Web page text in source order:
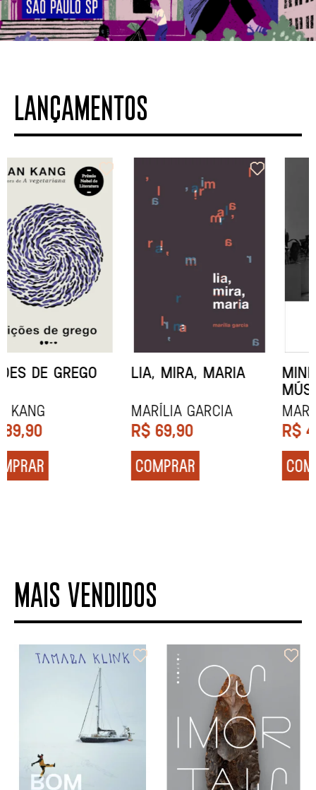
LANÇAMENTOS
MINHA MÃE E A
Marina Tvetáieva
R$ 49,90
COMPRAR
TODA CAIXA-PRETA
Jeovanna Vieira
R$ 89,90
COMPRAR
MAIS VENDIDOS